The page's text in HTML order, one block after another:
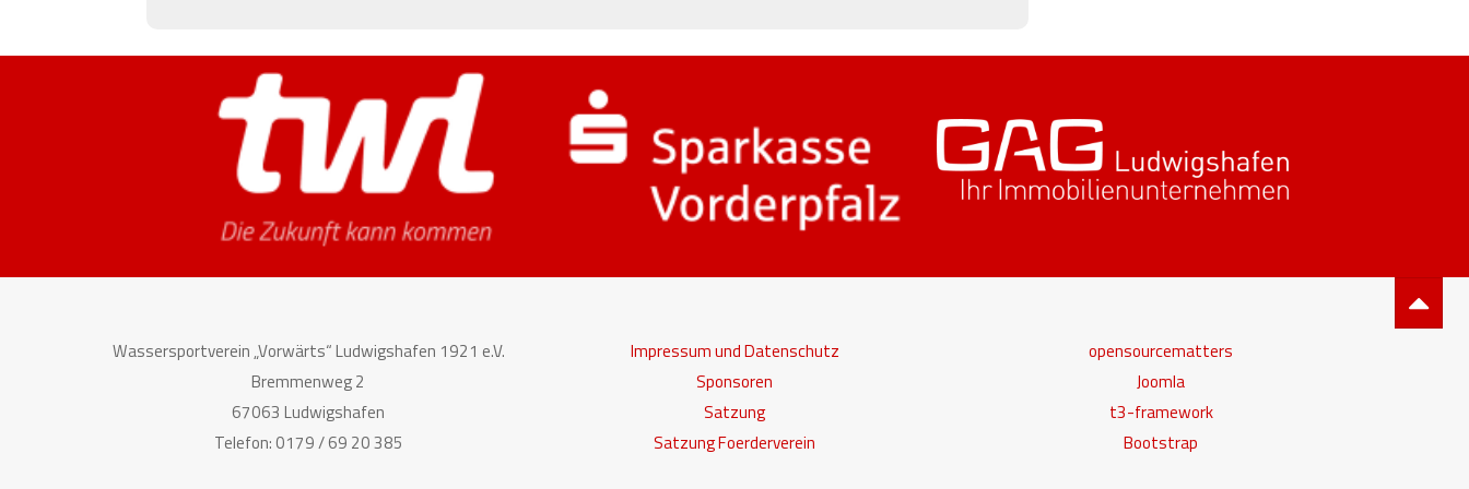
Wassersportverein „Vorwärts“ Ludwigshafen 1921 e.V.
Bremmenweg 2
67063 Ludwigshafen
Telefon: 0179 / 69 20 385
Impressum und Datenschutz
Sponsoren
Satzung
Satzung Foerderverein
opensourcematters
Joomla
t3-framework
Bootstrap